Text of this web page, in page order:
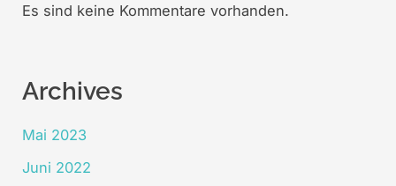
Es sind keine Kommentare vorhanden.
Archives
Mai 2023
Juni 2022